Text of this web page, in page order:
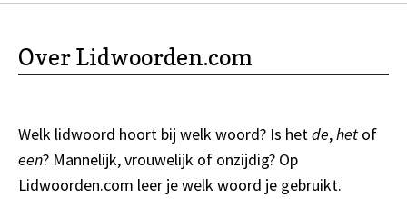
Over Lidwoorden.com
Welk lidwoord hoort bij welk woord? Is hetde,het of
een? Mannelijk, vrouwelijk of onzijdig? Op
Lidwoorden.com leer je welk woord je gebruikt.